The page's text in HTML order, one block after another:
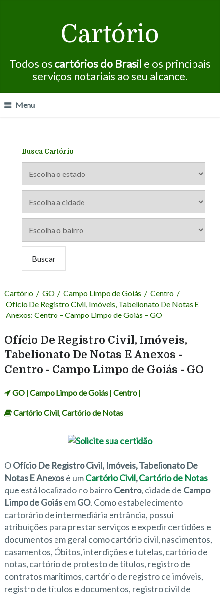
Cartório
Todos os cartórios do Brasil e os principais
serviços notariais ao seu alcance.
Menu
Busca Cartório
Cartório / GO / Campo Limpo de Goiás / Centro /
Ofício De Registro Civil, Imóveis, Tabelionato De Notas E
Anexos: Centro – Campo Limpo de Goiás – GO
Ofício De Registro Civil, Imóveis,
Tabelionato De Notas E Anexos -
Centro - Campo Limpo de Goiás - GO
GO| Campo Limpo de Goiás| Centro|
Cartório Civil,Cartório de Notas
OOfício De Registro Civil, Imóveis, Tabelionato De
Notas E Anexosé umCartório Civil,Cartório de Notas
que está localizado no bairroCentro, cidade de Campo
Limpo de GoiásemGO. Como estabelecimento
cartorário de intermediária entrância, possui
atribuições para prestar serviços e expedir certidões e
documentos em geral como cartório civil, nascimentos,
casamentos, Óbitos, interdições e tutelas, cartório de
notas, cartório de protesto de títulos, registro de
contratos marítimos, cartório de registro de imóveis,
registro de títulos e documentos, registro civil de